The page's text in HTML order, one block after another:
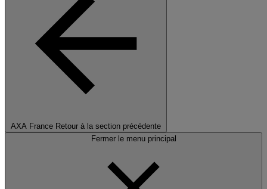
AXA France Retour à la section précédente
Fermer le menu principal